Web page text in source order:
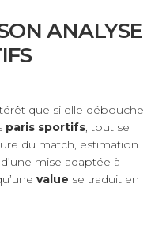
ANALYSE
que si elle débouche
paris sportifs, tout se
du match, estimation
mise adaptée à
value se traduit en